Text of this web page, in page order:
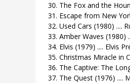
30. The Fox and the
31. Escape from New
32. Used Cars (1980) ....
33. Amber Waves (1980)
34. Elvis (1979) .... Elvis
35. Christmas Miracle in
36. The Captive: The
37. The Quest (1976) ....